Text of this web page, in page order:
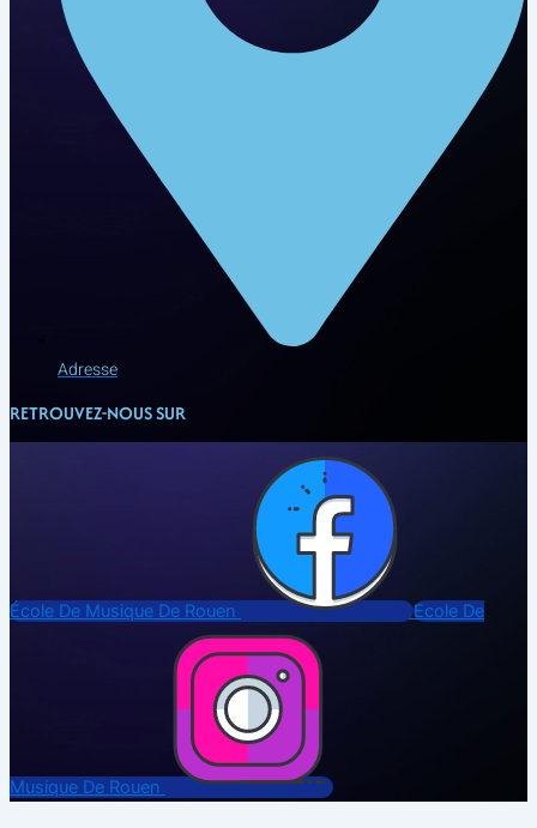
Adresse
RETROUVEZ-NOUS SUR
École De Musique De Rouen Ecole De
Musique De Rouen